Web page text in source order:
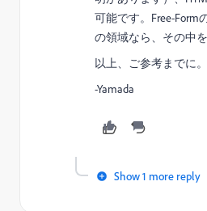
可能です。Free-Form
の領域なら、その中
以上、ご参考までに。
-Yamada
Show 1 more reply